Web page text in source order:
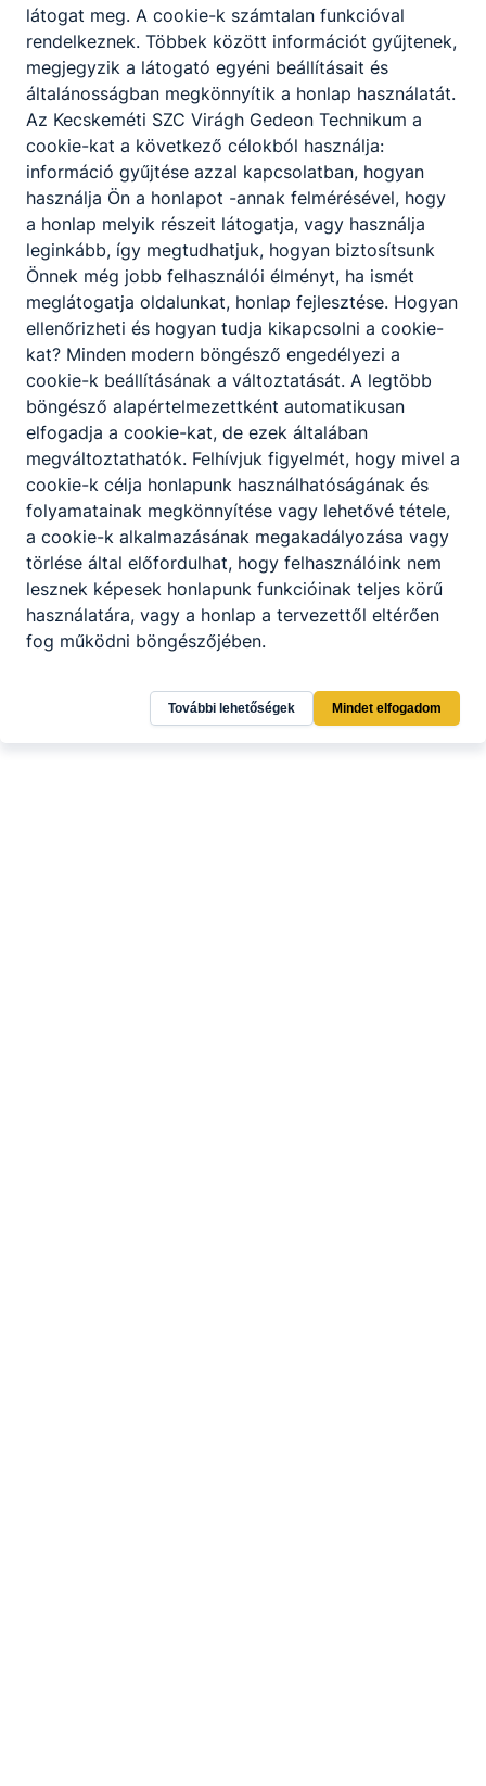
látogat meg. A cookie-k számtalan funkcióval
rendelkeznek. Többek között információt gyűjtenek,
megjegyzik a látogató egyéni beállításait és
általánosságban megkönnyítik a honlap használatát.
Az Kecskeméti SZC Virágh Gedeon Technikum a
cookie-kat a következő célokból használja:
információ gyűjtése azzal kapcsolatban, hogyan
használja Ön a honlapot -annak felmérésével, hogy
a honlap melyik részeit látogatja, vagy használja
leginkább, így megtudhatjuk, hogyan biztosítsunk
Önnek még jobb felhasználói élményt, ha ismét
meglátogatja oldalunkat, honlap fejlesztése. Hogyan
ellenőrizheti és hogyan tudja kikapcsolni a cookie-
kat? Minden modern böngésző engedélyezi a
cookie-k beállításának a változtatását. A legtöbb
böngésző alapértelmezettként automatikusan
elfogadja a cookie-kat, de ezek általában
megváltoztathatók. Felhívjuk figyelmét, hogy mivel a
cookie-k célja honlapunk használhatóságának és
folyamatainak megkönnyítése vagy lehetővé tétele,
a cookie-k alkalmazásának megakadályozása vagy
törlése által előfordulhat, hogy felhasználóink nem
lesznek képesek honlapunk funkcióinak teljes körű
használatára, vagy a honlap a tervezettől eltérően
fog működni böngészőjében.
További lehetőségek Mindet elfogadom